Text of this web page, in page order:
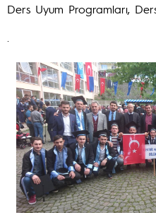
Ders Uyum Programları,